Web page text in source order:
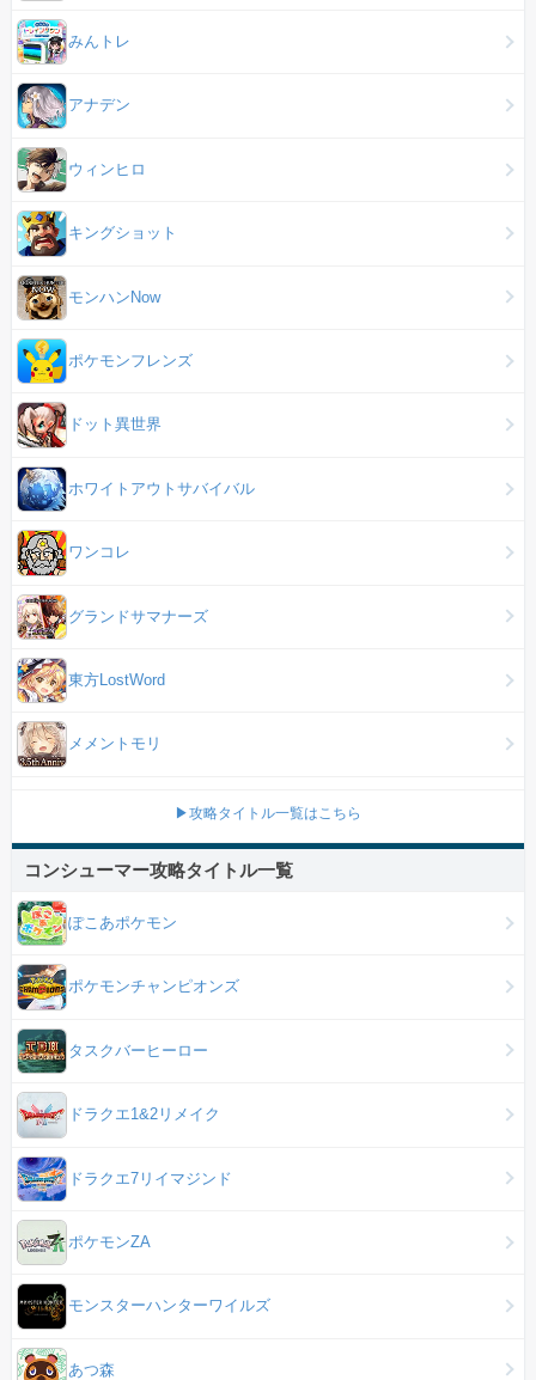
みんトレ
アナデン
ウィンヒロ
キングショット
モンハンNow
ポケモンフレンズ
ドット異世界
ホワイトアウトサバイバル
ワンコレ
グランドサマナーズ
東方LostWord
メメントモリ
▶攻略タイトル一覧はこちら
コンシューマー攻略タイトル一覧
ぽこあポケモン
ポケモンチャンピオンズ
タスクバーヒーロー
ドラクエ1&2リメイク
ドラクエ7リイマジンド
ポケモンZA
モンスターハンターワイルズ
あつ森